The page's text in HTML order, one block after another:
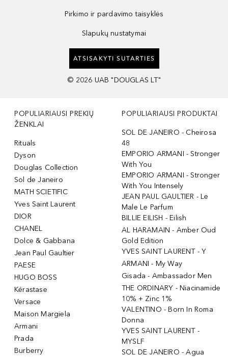
Pirkimo ir pardavimo taisyklės
Slapukų nustatymai
ATSISAKYTI SUTARTIES
© 2026 UAB "DOUGLAS LT"
POPULIARIAUSI PREKIŲ
ŽENKLAI
Rituals
Dyson
Douglas Collection
Sol de Janeiro
MATH SCIETIFIC
Yves Saint Laurent
DIOR
CHANEL
Dolce & Gabbana
Jean Paul Gaultier
PAESE
HUGO BOSS
Kérastase
Versace
Maison Margiela
Armani
Prada
Burberry
POPULIARIAUSI PRODUKTAI
SOL DE JANEIRO - Cheirosa
48
EMPORIO ARMANI - Stronger
With You
EMPORIO ARMANI - Stronger
With You Intensely
JEAN PAUL GAULTIER - Le
Male Le Parfum
BILLIE EILISH - Eilish
AL HARAMAIN - Amber Oud
Gold Edition
YVES SAINT LAURENT - Y
ARMANI - My Way
Gisada - Ambassador Men
THE ORDINARY - Niacinamide
10% + Zinc 1%
VALENTINO - Born In Roma
Donna
YVES SAINT LAURENT -
MYSLF
SOL DE JANEIRO - Agua